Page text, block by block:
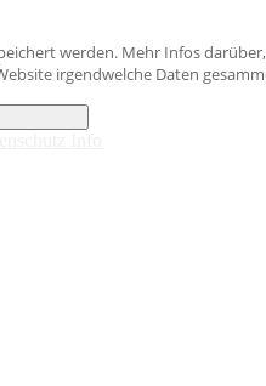
werden. Mehr Infos
irgendwelche Daten